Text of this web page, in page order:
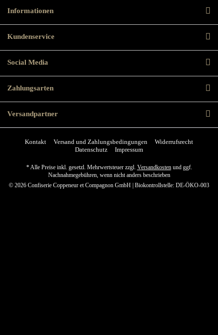
Informationen
Kundenservice
Social Media
Zahlungsarten
Versandpartner
Kontakt Versand und Zahlungsbedingungen
Widerrufsrecht
Datenschutz
Impressum
* Alle Preise inkl. gesetzl. Mehrwertsteuer zzgl. Versandkostenund ggf.
Nachnahmegebühren, wenn nicht anders beschrieben
© 2026 Confiserie Coppeneur et Compagnon GmbH | Biokontrollstelle: DE-ÖKO-003